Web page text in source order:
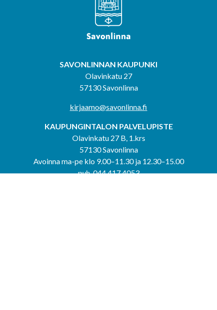
SAVONLINNAN KAUPUNKI
Olavinkatu 27
57130 Savonlinna
kirjaamo@savonlinna.fi
KAUPUNGINTALON PALVELUPISTE
Olavinkatu 27 B, 1.krs
57130 Savonlinna
Avoinna ma-pe klo 9.00–11.30 ja 12.30–15.00
puh. 044 417 4053